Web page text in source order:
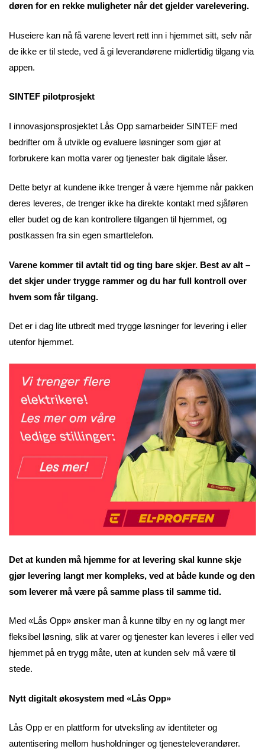
døren for en rekke muligheter når det gjelder varelevering.
Huseiere kan nå få varene levert rett inn i hjemmet sitt, selv når
de ikke er til stede, ved å gi leverandørene midlertidig tilgang via
appen.
SINTEF pilotprosjekt
I innovasjonsprosjektet Lås Opp samarbeider SINTEF med
bedrifter om å utvikle og evaluere løsninger som gjør at
forbrukere kan motta varer og tjenester bak digitale låser.
Dette betyr at kundene ikke trenger å være hjemme når pakken
deres leveres, de trenger ikke ha direkte kontakt med sjåføren
eller budet og de kan kontrollere tilgangen til hjemmet, og
postkassen fra sin egen smarttelefon.
Varene kommer til avtalt tid og ting bare skjer. Best av alt –
det skjer under trygge rammer og du har full kontroll over
hvem som får tilgang.
Det er i dag lite utbredt med trygge løsninger for levering i eller
utenfor hjemmet.
Det at kunden må hjemme for at levering skal kunne skje
gjør levering langt mer kompleks, ved at både kunde og den
som leverer må være på samme plass til samme tid.
Med «Lås Opp» ønsker man å kunne tilby en ny og langt mer
fleksibel løsning, slik at varer og tjenester kan leveres i eller ved
hjemmet på en trygg måte, uten at kunden selv må være til
stede.
Nytt digitalt økosystem med «Lås Opp»
Lås Opp er en plattform for utveksling av identiteter og
autentisering mellom husholdninger og tjenesteleverandører.